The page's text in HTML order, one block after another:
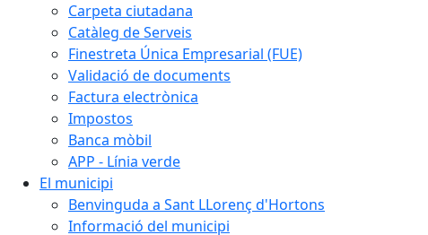
Carpeta ciutadana
Catàleg de Serveis
Finestreta Única Empresarial (FUE)
Validació de documents
Factura electrònica
Impostos
Banca mòbil
APP - Línia verde
El municipi
Benvinguda a Sant LLorenç d'Hortons
Informació del municipi